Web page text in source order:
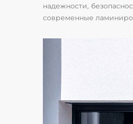
надежности,
современные